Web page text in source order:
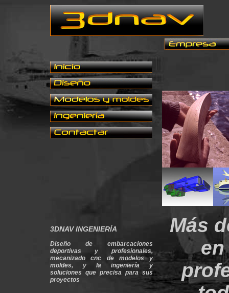
3DNAV INGENIERÍA
Diseño de embarcaciones
deportivas y profesionales,
mecanizado cnc de modelos y
moldes, y la ingeniería y
soluciones que precisa para sus
proyectos
Más